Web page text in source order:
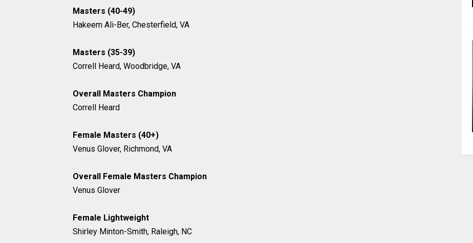
Masters (40-49)
Hakeem Ali-Ber, Chesterfield, VA
Masters (35-39)
Correll Heard, Woodbridge, VA
Overall Masters Champion
Correll Heard
Female Masters (40+)
Venus Glover, Richmond, VA
Overall Female Masters Champion
Venus Glover
Female Lightweight
Shirley Minton-Smith, Raleigh, NC